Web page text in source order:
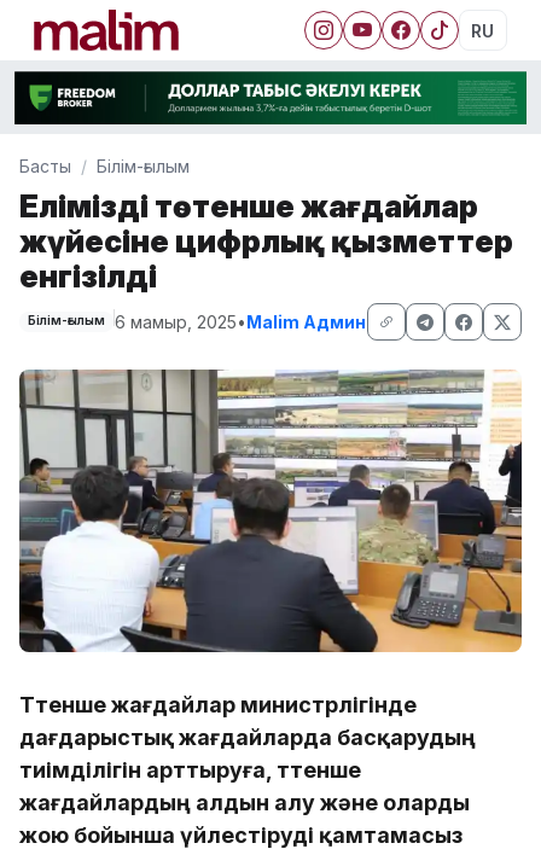
RU
Басты Білім-ғылым
Еліміздің төтенше жағдайлар
жүйесіне цифрлық қызметтер
енгізілді
Білім-ғылым 6 мамыр, 2025•Malim Админ
Төтенше жағдайлар министрлігінде
дағдарыстық жағдайларда басқарудың
тиімділігін арттыруға, төтенше
жағдайлардың алдын алу және оларды
жою бойынша үйлестіруді қамтамасыз